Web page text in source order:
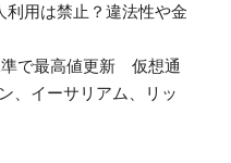
利用は禁止？違法性や金
準で最高値更新 仮想通
、イーサリアム、リッ